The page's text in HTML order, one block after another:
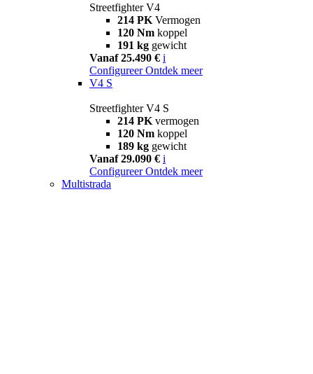
Streetfighter V4
214 PK Vermogen
120 Nm koppel
191 kg gewicht
Vanaf 25.490 € i
Configureer Ontdek meer
V4 S
Streetfighter V4 S
214 PK vermogen
120 Nm koppel
189 kg gewicht
Vanaf 29.090 € i
Configureer Ontdek meer
Multistrada